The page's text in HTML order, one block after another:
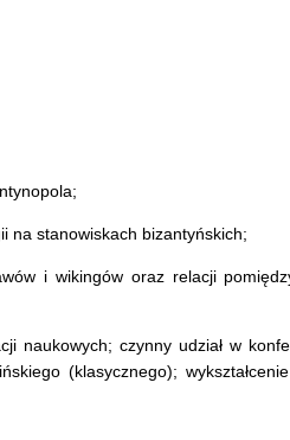
na stanowiskach bizantyńskich;
i wikingów oraz relacji
naukowych; czynny udział w
(klasycznego);